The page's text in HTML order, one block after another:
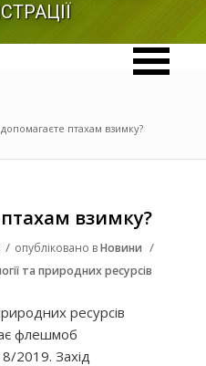
птахам взимку?
взимку?
/ опубліковано вНовини /
та природних ресурсів
ресурсів
флешмоб
2019. Захід